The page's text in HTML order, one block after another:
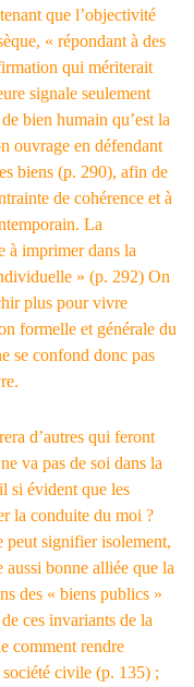
que l’objectivité
« répondant à des
qui mériterait
signale seulement
bien humain qu’est la
ouvrage en défendant
biens (p. 290), afin de
de cohérence et à
La
à imprimer dans la
» (p. 292) On
plus pour vivre
formelle et générale du
se confond donc pas
d’autres qui feront
va pas de soi dans la
si évident que les
la conduite du moi ?
peut signifier isolement,
bonne alliée que la
des « biens publics »
ces invariants de la
comment rendre
civile (p. 135) ;